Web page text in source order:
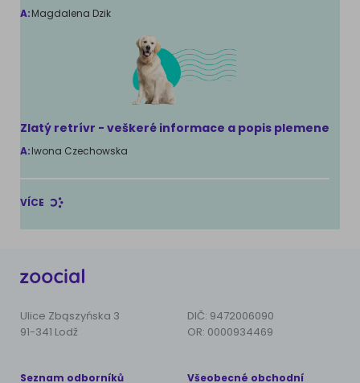
A:Magdalena Dzik
Zlatý retrívr - veškeré informace a popis plemene
A:Iwona Czechowska
VÍCE
Ulice Zbąszyńska 3
91-341 Lodž
DIČ: 9472006090
OR: 0000934469
Seznam odborníků Všeobecné obchodní